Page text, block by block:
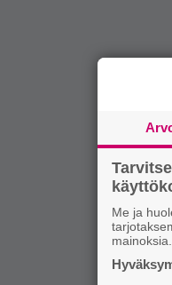
Me ja
mainoksia.